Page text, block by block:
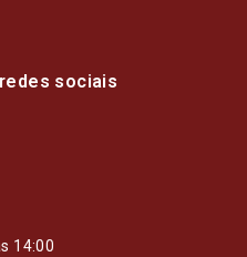
sociais
14:00